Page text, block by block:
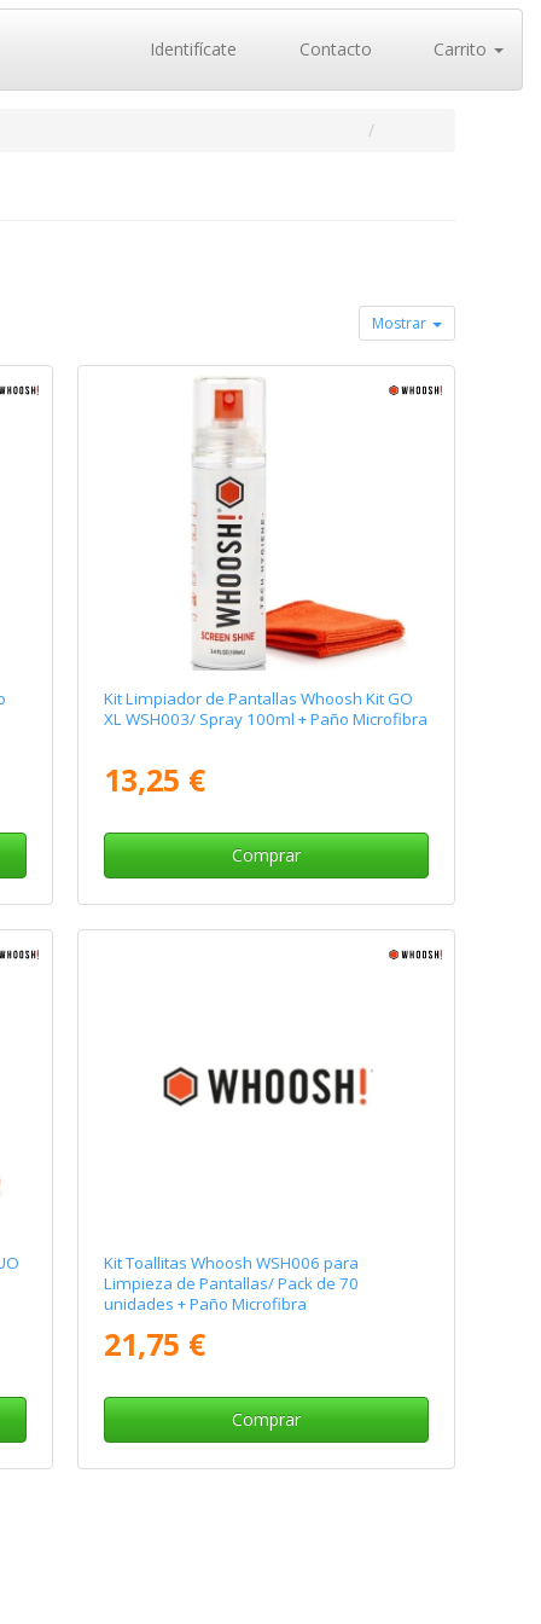
Identifícate Contacto Carrito
Mostrar
Kit Limpiador de Pantallas Whoosh Kit GO
XL WSH003/ Spray 100ml + Paño Microfibra
13,25 €
Comprar
Kit Toallitas Whoosh WSH006 para
Limpieza de Pantallas/ Pack de 70
unidades + Paño Microfibra
21,75 €
Comprar